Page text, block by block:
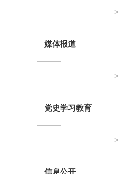
>
媒体报道
>
党史学习教育
>
信息公开